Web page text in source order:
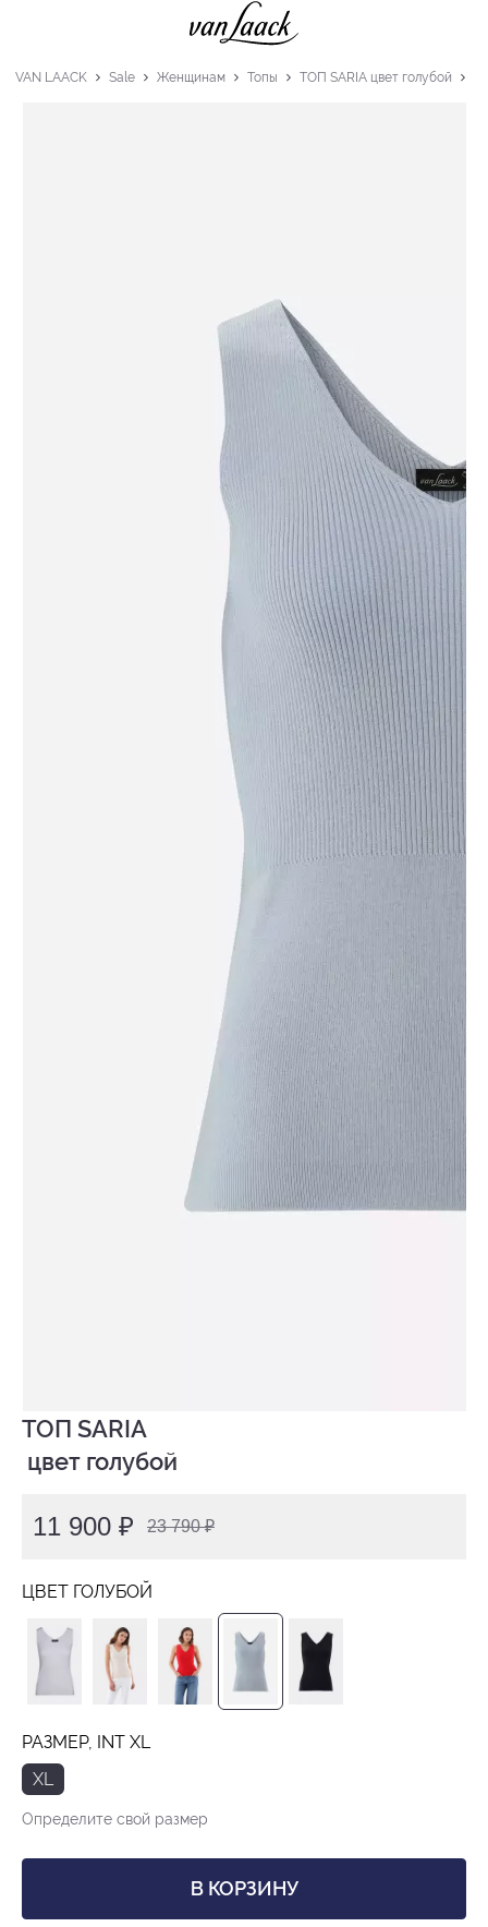
VAN LAACK Sale Женщинам Топы ТОП SARIA цвет голубой
ТОП SARIA
цвет голубой
11 900 ₽ 23 790 ₽
ЦВЕТ ГОЛУБОЙ
РАЗМЕР, INT XL
XL
Определите свой размер
В КОРЗИНУ